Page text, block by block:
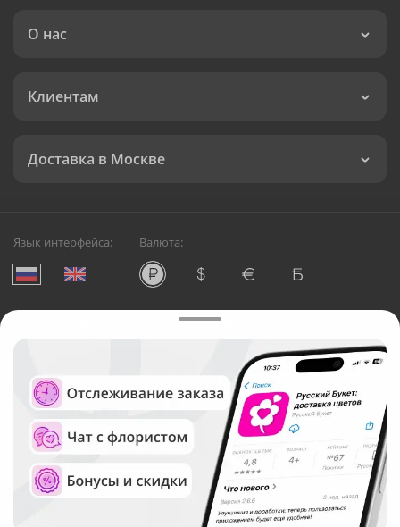
О нас
Клиентам
Доставка в Москве
Язык интерфейса: Валюта:
Служба круглосуточной доставки цветов в Москве
Русский Букет, 2026
Общество с ограниченной ответственностью «Технология»
ОГРН: 1195476081745, ИНН: 5410081997
Юридический адрес: г. Новосибирск, ул. Ипподромская,
д.42, оф. 3
Рейтинг Русского букета в г. Москва